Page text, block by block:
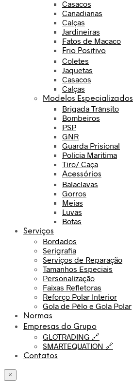
Casacos
Canadianas
Calças
Jardineiras
Fatos de Macaco
Frio Positivo
Coletes
Jaquetas
Casacos
Calças
Modelos Especializados
Brigada Trânsito
Bombeiros
PSP
GNR
Guarda Prisional
Policia Maritima
Tiro/ Caça
Acessórios
Balaclavas
Gorros
Meias
Luvas
Botas
Serviços
Bordados
Serigrafia
Serviços de Reparação
Tamanhos Especiais
Personalização
Faixas Refletoras
Reforço Polar Interior
Gola de Pêlo e Gola Polar
Normas
Empresas do Grupo
GLOTRADING 🔗
SMARTEQUATION 🔗
Contatos
×